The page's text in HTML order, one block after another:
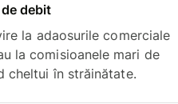
debit
la adaosurile comerciale
la comisioanele mari de
cheltui în străinătate.